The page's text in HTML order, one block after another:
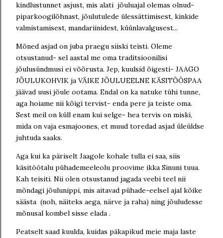
kindlustunnet asjust, mis alati jõuluajal olemas olnud-
piparkoogilõhnast, jõulutulede ülessättimisest, kinkide
valmistamisest, mandariinidest, küünlavalgusest...
Mõned asjad on juba praegu siiski teisti. Oleme
otsustanud- sel aastal me oma traditsioonilisi
jõulusündmusi ei võõrusta. Jep, kuulsid õigesti- JAAGO
JÕULUKOHVIK ja VÄIKE JÕULUEELNE KÄSITÖÖSPAA
jäävad uusi jõule ootama. Endal on ka natuke tühi tunne,
aga hoiame nii kõigi tervist- enda pere ja teiste oma.
Sest meil on küll enam kui selge- hea tervis on miski,
mida on vaja esmajoones, et muud toredad asjad üleüldse
juhtuda saaks.
Aga kui ka päriselt Jaagole kohale tulla ei saa, siis
käsitöötalu pühademeeleolu proovime ikka Sinuni tuua.
Kah teisiti. Nii olen otsustanud jagada veebi teel nii
mõndagi jõulunippi, mis aitavad pühade-eelsel ajal kõike
säästa (noh, näiteks aega, närve ja raha) ning jõuludesse
mõnusal kombel sisse elada .
Peatselt saad kuulda, kuidas päkapikud meie maja laste